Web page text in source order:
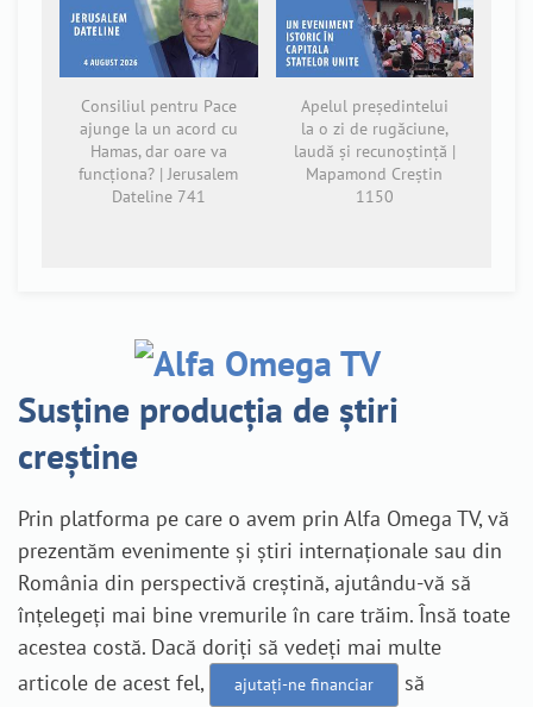
Consiliul pentru Pace
ajunge la un acord cu
Hamas, dar oare va
funcționa? | Jerusalem
Dateline 741
Apelul președintelui
la o zi de rugăciune,
laudă și recunoștință |
Mapamond Creștin
1150
Susține producția de știri
creștine
Prin platforma pe care o avem prin Alfa Omega TV, vă
prezentăm evenimente și știri internaționale sau din
România din perspectivă creștină, ajutându-vă să
înțelegeți mai bine vremurile în care trăim. Însă toate
acestea costă. Dacă doriți să vedeți mai multe
articole de acest fel,
ajutați-ne financiar
să